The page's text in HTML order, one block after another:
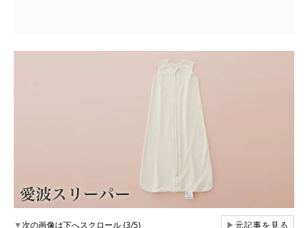
▼次の画像は下へスクロール (3/5) ▶元記事を見る